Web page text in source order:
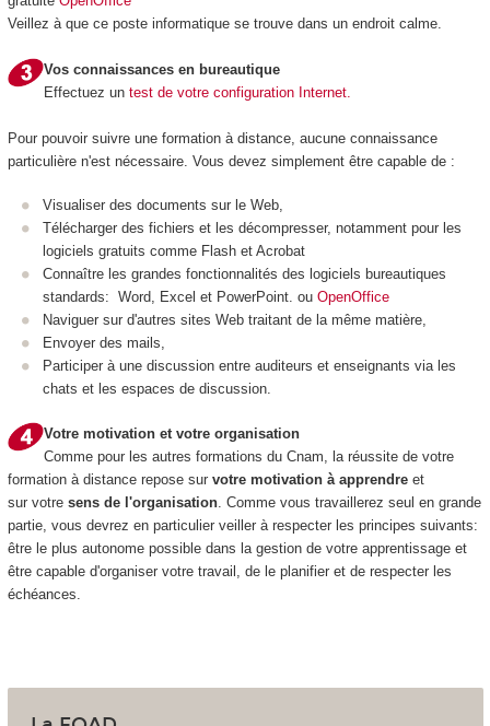
Veillez à que ce poste informatique se trouve dans un endroit calme.
Vos connaissances en bureautique
Effectuez un test de votre configuration Internet.
Pour pouvoir suivre une formation à distance, aucune connaissance
particulière n'est nécessaire. Vous devez simplement être capable de :
Visualiser des documents sur le Web,
Télécharger des fichiers et les décompresser, notamment pour les
logiciels gratuits comme Flash et Acrobat
Connaître les grandes fonctionnalités des logiciels bureautiques
standards: Word, Excel et PowerPoint. ou OpenOffice
Naviguer sur d'autres sites Web traitant de la même matière,
Envoyer des mails,
Participer à une discussion entre auditeurs et enseignants via les
chats et les espaces de discussion.
Votre motivation et votre organisation
Comme pour les autres formations du Cnam, la réussite de votre
formation à distance repose sur votre motivation à apprendreet
sur votre sens de l'organisation. Comme vous travaillerez seul en grande
partie, vous devrez en particulier veiller à respecter les principes suivants:
être le plus autonome possible dans la gestion de votre apprentissage et
être capable d'organiser votre travail, de le planifier et de respecter les
échéances.